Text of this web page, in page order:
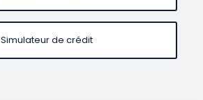
Simulateur de crédit